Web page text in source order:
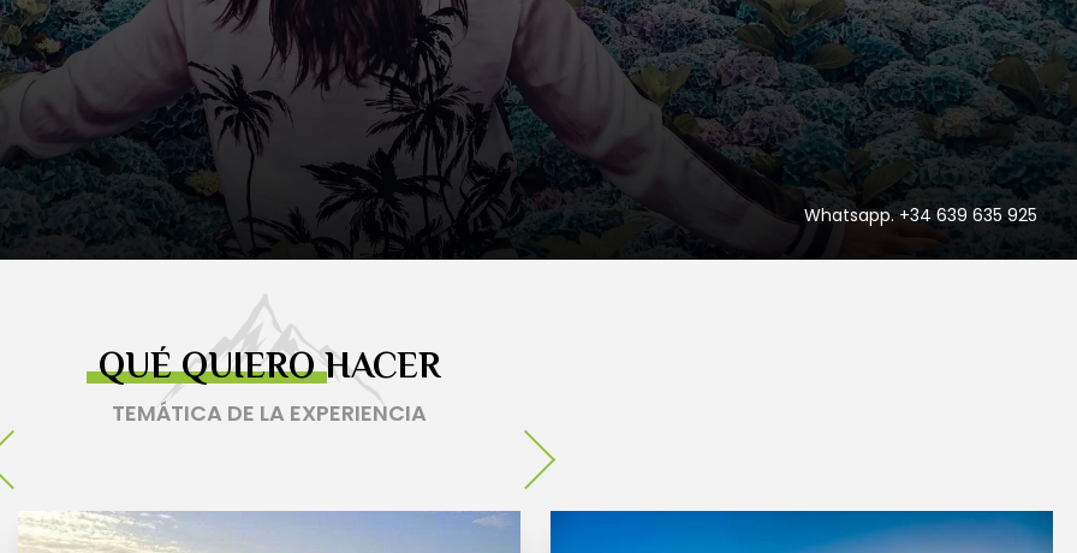
Whatsapp. +34 639 635 925
QUÉ QUIERO HACER
TEMÁTICA DE LA EXPERIENCIA